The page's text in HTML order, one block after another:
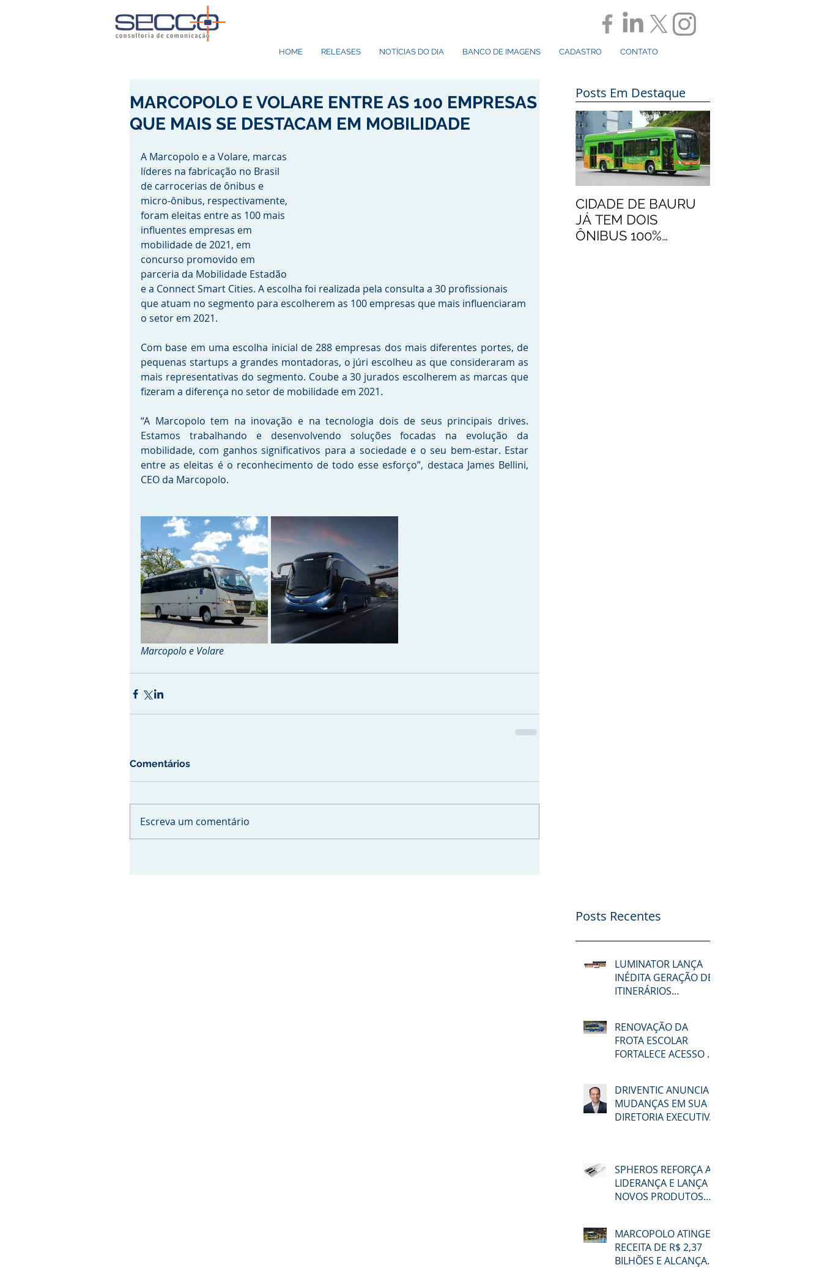
HOME RELEASES NOTÍCIAS DO DIA BANCO DE IMAGENS CADASTRO CONTATO
MARCOPOLO E VOLARE ENTRE AS 100 EMPRESAS
QUE MAIS SE DESTACAM EM MOBILIDADE
A Marcopolo e a Volare, marcas
líderes na fabricação no Brasil
de carrocerias de ônibus e
micro-ônibus, respectivamente,
foram eleitas entre as 100 mais
influentes empresas em
mobilidade de 2021, em
concurso promovido em
parceria da Mobilidade Estadão
e a Connect Smart Cities. A escolha foi realizada pela consulta a 30 profissionais
que atuam no segmento para escolherem as 100 empresas que mais influenciaram
o setor em 2021.
Com base em uma escolha inicial de 288 empresas dos mais diferentes portes, de
pequenas startups a grandes montadoras, o júri escolheu as que consideraram as
mais representativas do segmento. Coube a 30 jurados escolherem as marcas que
fizeram a diferença no setor de mobilidade em 2021.
“A Marcopolo tem na inovação e na tecnologia dois de seus principais drives.
Estamos trabalhando e desenvolvendo soluções focadas na evolução da
mobilidade, com ganhos significativos para a sociedade e o seu bem-estar. Estar
entre as eleitas é o reconhecimento de todo esse esforço”, destaca James Bellini,
CEO da Marcopolo.
Marcopolo e Volare
Comentários
Escreva um comentário
Posts Em Destaque
CIDADE DE BAURU
JÁ TEM DOIS
ÔNIBUS 100%
Posts Recentes
LUMINATOR LANÇA
INÉDITA GERAÇÃO DE
ITINERÁRIOS
RENOVAÇÃO DA
FROTA ESCOLAR
FORTALECE ACESSO À
MACAÉ
DRIVENTIC ANUNCIA
MUDANÇAS EM SUA
DIRETORIA EXECUTIVA
SPHEROS REFORÇA A
LIDERANÇA E LANÇA
NOVOS PRODUTOS
MARCOPOLO ATINGE
RECEITA DE R$ 2,37
BILHÕES E ALCANÇA